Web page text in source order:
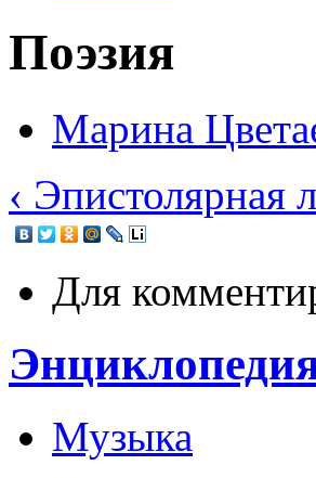
Поэзия
Марина
‹ Эпистолярная
Для
Музыка